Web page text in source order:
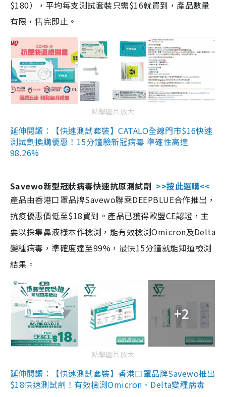
$180），平均每支測試套裝只需$16就買到，產品數量
有限，售完即止。
點擊圖片放大
延伸閱讀：【快速測試套裝】CATALO全線門市$16快速
測試劑換購優惠！15分鐘驗新冠病毒 準確性高達
98.26%
Savewo新型冠狀病毒快速抗原測試劑 >>按此選購<<
產品由香港口罩品牌Savewo聯乘DEEPBLUE合作推出，
抗疫優惠價低至$18買到。產品已獲得歐盟CE認證，主
要以採集鼻液樣本作檢測，能有效檢測Omicron及Delta
變種病毒，準確度達至99%，最快15分鐘就能知道檢測
結果。
+2
點擊圖片放大
延伸閱讀：【快速測試套裝】香港口罩品牌Savewo推出
$18快速測試劑！有效檢測Omicron、Delta變種病毒